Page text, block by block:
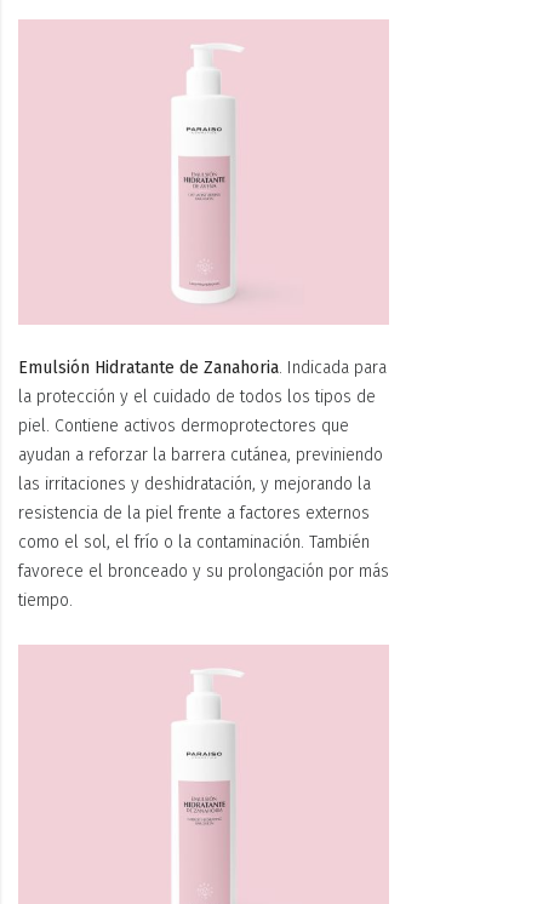
Emulsión Hidratante de Zanahoria. Indicada para
la protección y el cuidado de todos los tipos de
piel. Contiene activos dermoprotectores que
ayudan a reforzar la barrera cutánea, previniendo
las irritaciones y deshidratación, y mejorando la
resistencia de la piel frente a factores externos
como el sol, el frío o la contaminación. También
favorece el bronceado y su prolongación por más
tiempo.